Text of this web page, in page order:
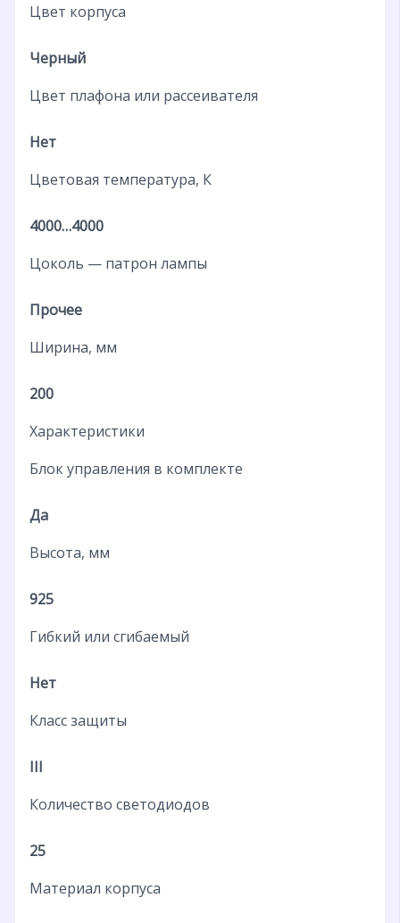
Цвет корпуса
Черный
Цвет плафона или рассеивателя
Нет
Цветовая температура, К
4000…4000
Цоколь — патрон лампы
Прочее
Ширина, мм
200
Характеристики
Блок управления в комплекте
Да
Высота, мм
925
Гибкий или сгибаемый
Нет
Класс защиты
III
Количество светодиодов
25
Материал корпуса